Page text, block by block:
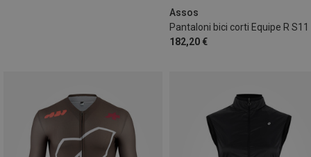
Assos
182,20 €